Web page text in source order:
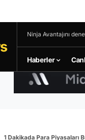
Ninja Avantajını
Haberler
1 Dakikada Para Piyasaları